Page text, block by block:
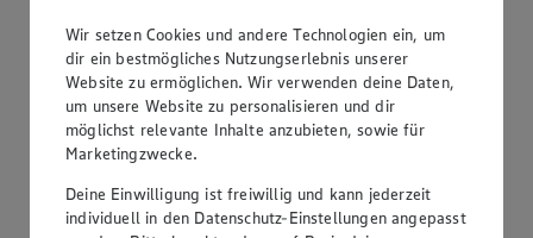
natur oder Kräuter, perfekt zum Kochen, 30% Fett,
200g Becher, (1kg = 4,95)
Wir setzen Cookies und andere Technologien ein, um
dir ein bestmögliches Nutzungserlebnis unserer
Website zu ermöglichen. Wir verwenden deine Daten,
um unsere Website zu personalisieren und dir
möglichst relevante Inhalte anzubieten, sowie für
Marketingzwecke.
Deine Einwilligung ist freiwillig und kann jederzeit
individuell in den Datenschutz-Einstellungen angepasst